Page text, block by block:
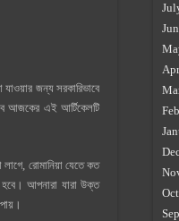
যাওয়ার জন্য সরকারিভাবে
আজকের এই আর্টিকেলটি
রোমানিয়া যেতে কত
হবে। আপনারা যারা উক্ত